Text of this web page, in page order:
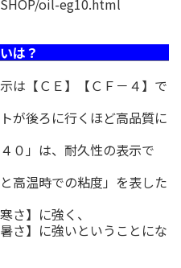
oil-eg10.html
は？
は【ＣＥ】【ＣＦ－４】で
が後ろに行くほど高品質に
０」は、耐久性の表示で
高温時での粘度」を表した
さ】に強く、
さ】に強いということにな